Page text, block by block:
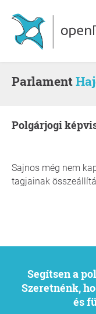
Parlament
polgárjogi
Sajnos még nem
tagjainak
Segítsen a polgári részvétel erősítésében.
Szeretnénk,
és